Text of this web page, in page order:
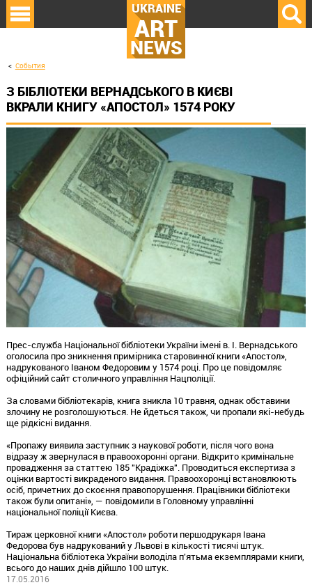
UKRAINE
ART
NEWS
События
З БІБЛІОТЕКИ ВЕРНАДСЬКОГО В КИЄВІ
ВКРАЛИ КНИГУ «АПОСТОЛ» 1574 РОКУ
Прес-служба Національної бібліотеки України імені в. І. Вернадського
оголосила про зникнення примірника старовинної книги «Апостол»,
надрукованого Іваном Федоровим у 1574 році. Про це повідомляє
офіційний сайт столичного управління Нацполіції.
За словами бібліотекарів, книга зникла 10 травня, однак обставини
злочину не розголошуються. Не йдеться також, чи пропали які-небудь
ще рідкісні видання.
«Пропажу виявила заступник з наукової роботи, після чого вона
відразу ж звернулася в правоохоронні органи. Відкрито кримінальне
провадження за статтею 185 "Крадіжка". Проводиться експертиза з
оцінки вартості викраденого видання. Правоохоронці встановлюють
осіб, причетних до скоєння правопорушення. Працівники бібліотеки
також були опитані», — повідомили в Головному управлінні
національної поліції Києва.
Тираж церковної книги «Апостол» роботи першодрукаря Івана
Федорова був надрукований у Львові в кількості тисячі штук.
Національна бібліотека України володіла п'ятьма екземплярами книги,
всього до наших днів дійшло 100 штук.
17.05.2016